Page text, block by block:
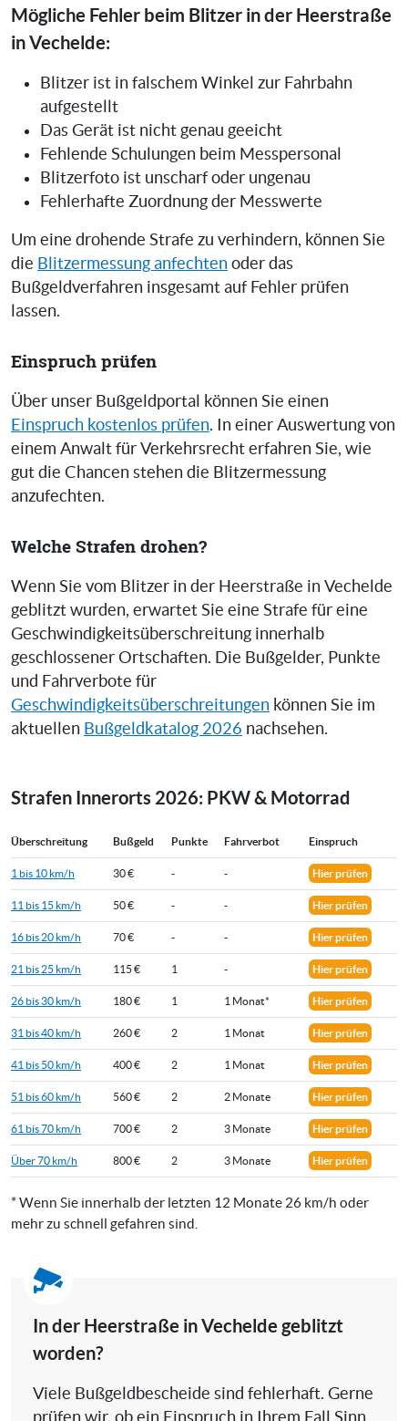
Mögliche Fehler beim Blitzer in der Heerstraße
in Vechelde:
Blitzer ist in falschem Winkel zur Fahrbahn
aufgestellt
Das Gerät ist nicht genau geeicht
Fehlende Schulungen beim Messpersonal
Blitzerfoto ist unscharf oder ungenau
Fehlerhafte Zuordnung der Messwerte
Um eine drohende Strafe zu verhindern, können Sie
die Blitzermessung anfechten oder das
Bußgeldverfahren insgesamt auf Fehler prüfen
lassen.
Einspruch prüfen
Über unser Bußgeldportal können Sie einen
Einspruch kostenlos prüfen. In einer Auswertung von
einem Anwalt für Verkehrsrecht erfahren Sie, wie
gut die Chancen stehen die Blitzermessung
anzufechten.
Welche Strafen drohen?
Wenn Sie vom Blitzer in der Heerstraße in Vechelde
geblitzt wurden, erwartet Sie eine Strafe für eine
Geschwindigkeitsüberschreitung innerhalb
geschlossener Ortschaften. Die Bußgelder, Punkte
und Fahrverbote für
Geschwindigkeitsüberschreitungen können Sie im
aktuellen Bußgeldkatalog 2026 nachsehen.
Strafen Innerorts 2026: PKW & Motorrad
Überschreitung Bußgeld Punkte Fahrverbot Einspruch
1 bis 10 km/h 30 € - - Hier prüfen
11 bis 15 km/h 50 € - - Hier prüfen
16 bis 20 km/h 70 € - - Hier prüfen
21 bis 25 km/h 115 € 1 - Hier prüfen
26 bis 30 km/h 180 € 1 1 Monat* Hier prüfen
31 bis 40 km/h 260 € 2 1 Monat Hier prüfen
41 bis 50 km/h 400 € 2 1 Monat Hier prüfen
51 bis 60 km/h 560 € 2 2 Monate Hier prüfen
61 bis 70 km/h 700 € 2 3 Monate Hier prüfen
Über 70 km/h 800 € 2 3 Monate Hier prüfen
* Wenn Sie innerhalb der letzten 12 Monate 26 km/h oder
mehr zu schnell gefahren sind.
In der Heerstraße in Vechelde geblitzt
worden?
Viele Bußgeldbescheide sind fehlerhaft. Gerne